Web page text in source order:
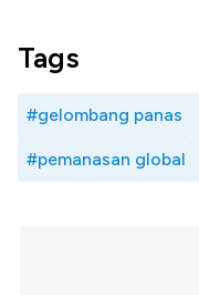
Tags
#gelombang panas
#pemanasan global